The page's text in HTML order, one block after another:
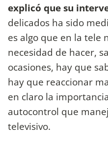
explicó que su
delicados ha sido
es algo que en la tele
necesidad de hacer,
ocasiones, hay que
hay que reaccionar
en claro la
autocontrol que
televisivo.